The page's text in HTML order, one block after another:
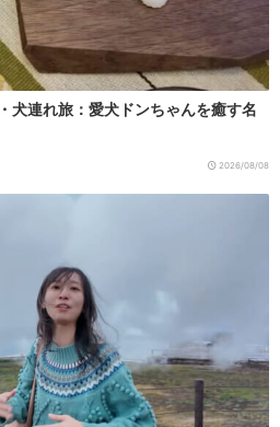
犬連れ旅：愛犬ドンちゃんを癒す名
2026/08/08